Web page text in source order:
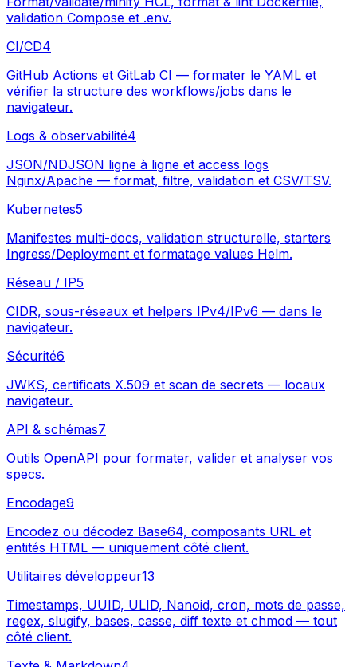
validation Compose et .env.
CI/CD4
GitHub Actions et GitLab CI — formater le YAML et
vérifier la structure des workflows/jobs dans le
navigateur.
Logs & observabilité4
JSON/NDJSON ligne à ligne et access logs
Nginx/Apache — format, filtre, validation et CSV/TSV.
Kubernetes5
Manifestes multi-docs, validation structurelle, starters
Ingress/Deployment et formatage values Helm.
Réseau / IP5
CIDR, sous-réseaux et helpers IPv4/IPv6 — dans le
navigateur.
Sécurité6
JWKS, certificats X.509 et scan de secrets — locaux
navigateur.
API & schémas7
Outils OpenAPI pour formater, valider et analyser vos
specs.
Encodage9
Encodez ou décodez Base64, composants URL et
entités HTML — uniquement côté client.
Utilitaires développeur13
Timestamps, UUID, ULID, Nanoid, cron, mots de passe,
regex, slugify, bases, casse, diff texte et chmod — tout
côté client.